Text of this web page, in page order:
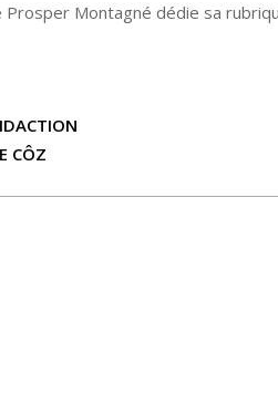
Montagné dédie sa
CÔZ